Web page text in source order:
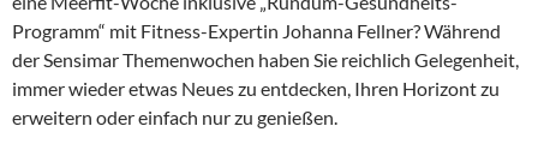
Programm“ mit Fitness-Expertin Johanna Fellner? Während
der Sensimar Themenwochen haben Sie reichlich Gelegenheit,
immer wieder etwas Neues zu entdecken, Ihren Horizont zu
erweitern oder einfach nur zu genießen.